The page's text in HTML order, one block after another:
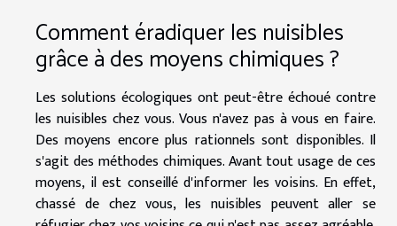
Comment éradiquer les nuisibles
grâce à des moyens chimiques ?
Les solutions écologiques ont peut-être échoué contre
les nuisibles chez vous. Vous n'avez pas à vous en faire.
Des moyens encore plus rationnels sont disponibles. Il
s'agit des méthodes chimiques. Avant tout usage de ces
moyens, il est conseillé d'informer les voisins. En effet,
chassé de chez vous, les nuisibles peuvent aller se